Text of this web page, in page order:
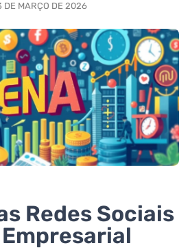
DE MARÇO DE 2026
Redes Sociais